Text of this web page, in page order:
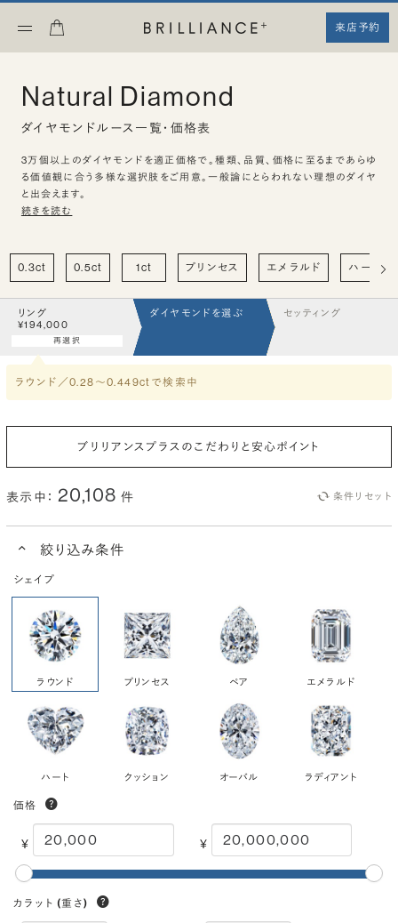
来店予約
Natural Diamond
ダイヤモンドルース一覧・価格表
3万個以上のダイヤモンドを適正価格で。種類、品質、価格に至るまであらゆ
る価値観に合う多様な選択肢をご用意。一般論にとらわれない理想のダイヤ
と出会えます。
続きを読む
0.3ct 0.5ct 1ct プリンセス エメラルド ハート
リング
¥194,000
再選択
ダイヤモンドを選ぶ セッティング
ラウンド／0.28〜0.449ct で検索中
ブリリアンスプラスのこだわりと安心ポイント
表示中： 20,108 件 条件リセット
絞り込み条件
シェイプ
ラウンド プリンセス ペア エメラルド
ハート クッション オーバル ラディアント
価格
¥ ¥
カラット (重さ)